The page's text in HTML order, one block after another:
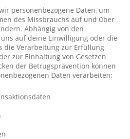
personenbezogene Daten, um
des Missbrauchs auf und über
Abhängig von den
auf deine Einwilligung oder die
die Verarbeitung zur Erfüllung
zur Einhaltung von Gesetzen
der Betrugsprävention können
Daten verarbeiten: